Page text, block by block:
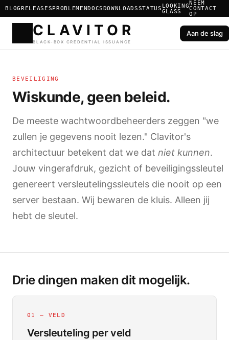
BLOGRELEASESPROBLEMENDOCSDOWNLOADSSTATUS LOOKING
GLASS
NEEM
CONTACT
OP
Aan de slag
BEVEILIGING
Wiskunde, geen beleid.
De meeste wachtwoordbeheerders zeggen "we
zullen je gegevens nooit lezen." Clavitor's
architectuur betekent dat we dat niet kunnen.
Jouw vingerafdruk, gezicht of beveiligingssleutel
genereert versleutelingssleutels die nooit op een
server bestaan. Wij bewaren de kluis. Alleen jij
hebt de sleutel.
Drie dingen maken dit mogelijk.
01 — VELD
Versleuteling per veld